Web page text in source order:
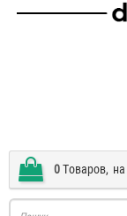
0Tоваров, на